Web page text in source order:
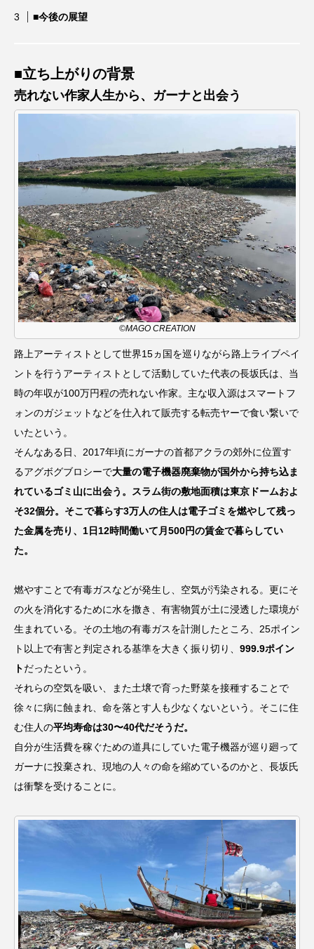
■今後の展望
■立ち上がりの背景
売れない作家人生から、ガーナと出会う
©MAGO CREATION
路上アーティストとして世界15ヵ国を巡りながら路上ライブペイ
ントを行うアーティストとして活動していた代表の長坂氏は、当
時の年収が100万円程の売れない作家。主な収入源はスマートフ
ォンのガジェットなどを仕入れて販売する転売ヤーで食い繋いで
いたという。
そんなある日、2017年頃にガーナの首都アクラの郊外に位置す
るアグボグブロシーで大量の電子機器廃棄物が国外から持ち込ま
れているゴミ山に出会う。スラム街の敷地面積は東京ドームおよ
そ32個分。そこで暮らす3万人の住人は電子ゴミを燃やして残っ
た金属を売り、1日12時間働いて月500円の賃金で暮らしてい
た。
燃やすことで有毒ガスなどが発生し、空気が汚染される。更にそ
の火を消化するために水を撒き、有害物質が土に浸透した環境が
生まれている。その土地の有毒ガスを計測したところ、25ポイン
ト以上で有害と判定される基準を大きく振り切り、 999.9ポイン
トだったという。
それらの空気を吸い、また土壌で育った野菜を接種することで
徐々に病に蝕まれ、命を落とす人も少なくないという。そこに住
む住人の平均寿命は30〜40代だそうだ。
自分が生活費を稼ぐための道具にしていた電子機器が巡り廻って
ガーナに投棄され、現地の人々の命を縮めているのかと、長坂氏
は衝撃を受けることに。